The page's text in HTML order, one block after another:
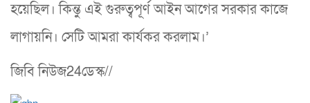
হয়েছিল। কিন্তু এই গুরুত্বপূর্ণ আইন আগের সরকার কাজে
লাগায়নি। সেটি আমরা কার্যকর করলাম।’
জিবি নিউজ24ডেস্ক//